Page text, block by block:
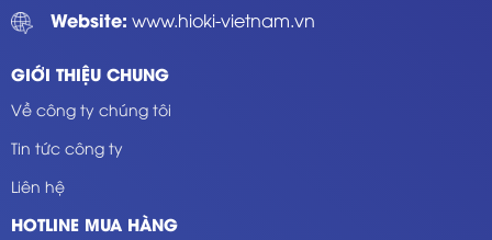
Website: www.hioki-vietnam.vn
GIỚI THIỆU CHUNG
Về công ty chúng tôi
Tin tức công ty
Liên hệ
HOTLINE MUA HÀNG